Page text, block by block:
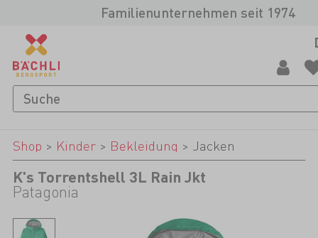
Familienunternehmen seit 1974
Shop > Kinder> Bekleidung > Jacken
K's Torrentshell 3L Rain Jkt
Patagonia